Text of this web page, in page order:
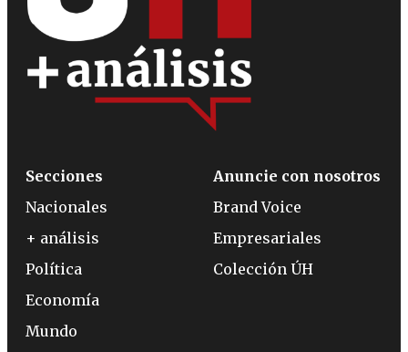
Secciones
Nacionales
+ análisis
Política
Economía
Mundo
Anuncie con nosotros
Brand Voice
Empresariales
Colección ÚH